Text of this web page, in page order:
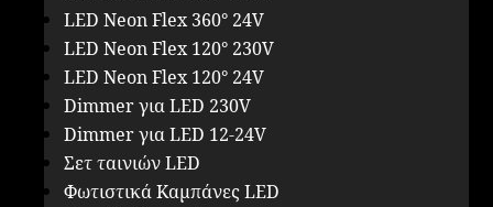
LED Neon Flex 360° 24V
LED Neon Flex 120° 230V
LED Neon Flex 120° 24V
Dimmer για LED 230V
Dimmer για LED 12-24V
Σετ ταινιών LED
Φωτιστικά Καμπάνες LED